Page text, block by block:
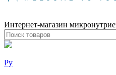
Интернет-магазин
Ру